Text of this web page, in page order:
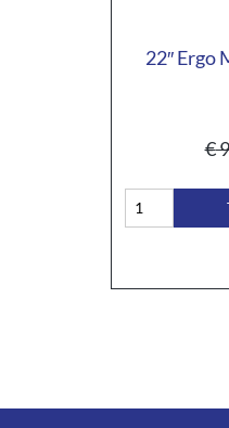
22″ Ergo
€